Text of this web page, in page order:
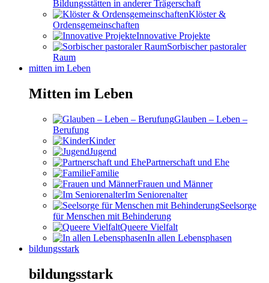
Bildungsstätten in anderer Trägerschaft
Klöster &
Ordensgemeinschaften
Innovative Projekte
Sorbischer pastoraler
Raum
mitten im Leben
Mitten im Leben
Glauben – Leben –
Berufung
Kinder
Jugend
Partnerschaft und Ehe
Familie
Frauen und Männer
Im Seniorenalter
Seelsorge
für Menschen mit Behinderung
Queere Vielfalt
In allen Lebensphasen
bildungsstark
bildungsstark